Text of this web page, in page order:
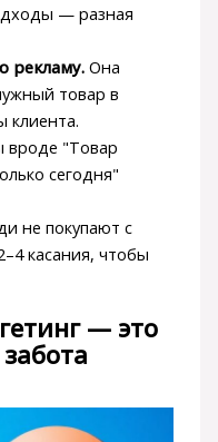
— разная
рекламу.Она
товар в
клиента.
"Товар
сегодня"
не покупают с
касания, чтобы
— это